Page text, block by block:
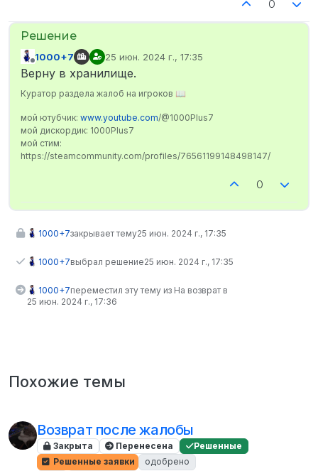
0
Не в сети
1000+7 25 июн. 2024 г., 17:35
отредактировано
Верну в хранилище.
Куратор раздела жалоб на игроков 📖
мой ютубчик: www.youtube.com/@1000Plus7
мой дискордик: 1000Plus7
мой стим:
https://steamcommunity.com/profiles/76561199148498147/
0
1000+7закрывает тему25 июн. 2024 г., 17:35
1000+7выбрал решение25 июн. 2024 г., 17:35
1000+7переместил эту тему из На возврат в
25 июн. 2024 г., 17:36
Похожие темы
Возврат после жалобы
Закрыта Перенесена
Решенные
Решенные заявки
одобрено